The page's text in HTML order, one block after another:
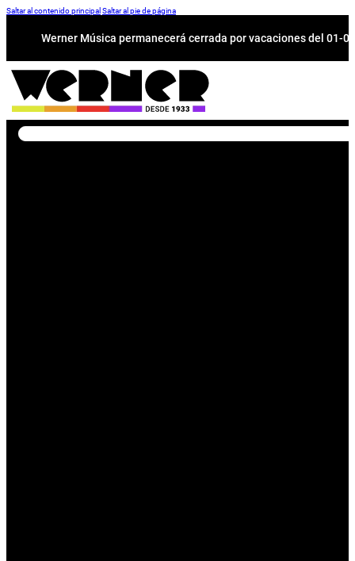
Saltar al contenido principal Saltar al pie de página
Werner Música permanecerá cerrada por vacaciones del 01-
Buscar